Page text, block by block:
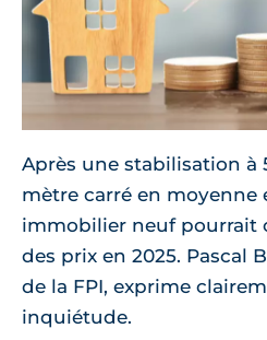
Après une stabilisation à
mètre carré en moyenne
immobilier neuf pourrait
des prix en 2025. Pascal
de la FPI, exprime
inquiétude.